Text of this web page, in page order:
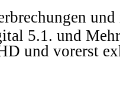
5.1. und
und vorerst